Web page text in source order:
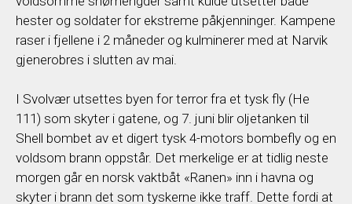
hester og soldater for ekstreme påkjenninger. Kampene
raser i fjellene i 2 måneder og kulminerer med at Narvik
gjenerobres i slutten av mai.
I Svolvær utsettes byen for terror fra et tysk fly (He
111) som skyter i gatene, og 7. juni blir oljetanken til
Shell bombet av et digert tysk 4-motors bombefly og en
voldsom brann oppstår. Det merkelige er at tidlig neste
morgen går en norsk vaktbåt «Ranen» inn i havna og
skyter i brann det som tyskerne ikke traff. Dette fordi at